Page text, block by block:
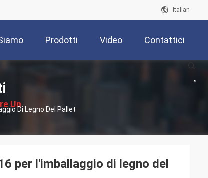
Italian
Prodotti Video Contattici
UnDi Legno Del Pallet
per l'imballaggio di legno del